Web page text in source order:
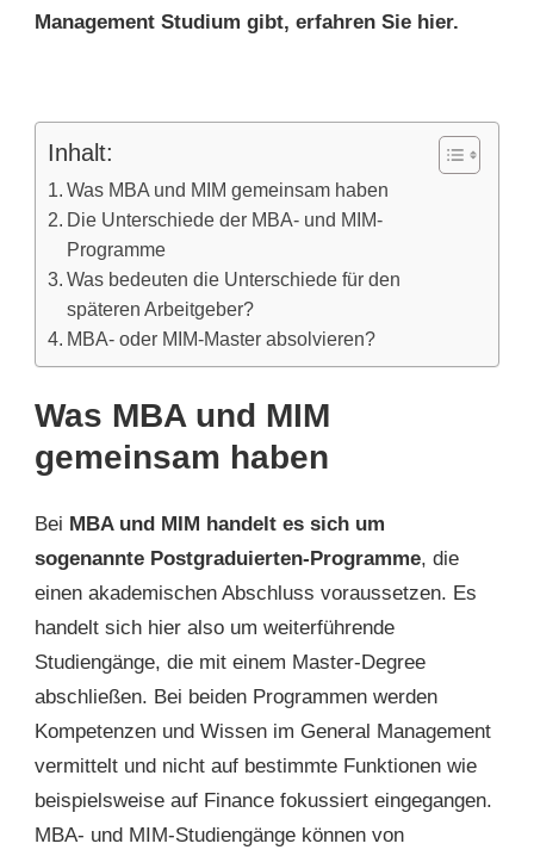
Management Studium gibt, erfahren Sie hier.
Inhalt:
Was MBA und MIM gemeinsam haben
Die Unterschiede der MBA- und MIM-
Programme
Was bedeuten die Unterschiede für den
späteren Arbeitgeber?
MBA- oder MIM-Master absolvieren?
Was MBA und MIM
gemeinsam haben
Bei MBA und MIM handelt es sich um
sogenannte Postgraduierten-Programme, die
einen akademischen Abschluss voraussetzen. Es
handelt sich hier also um weiterführende
Studiengänge, die mit einem Master-Degree
abschließen. Bei beiden Programmen werden
Kompetenzen und Wissen im General Management
vermittelt und nicht auf bestimmte Funktionen wie
beispielsweise auf Finance fokussiert eingegangen.
MBA- und MIM-Studiengänge können von